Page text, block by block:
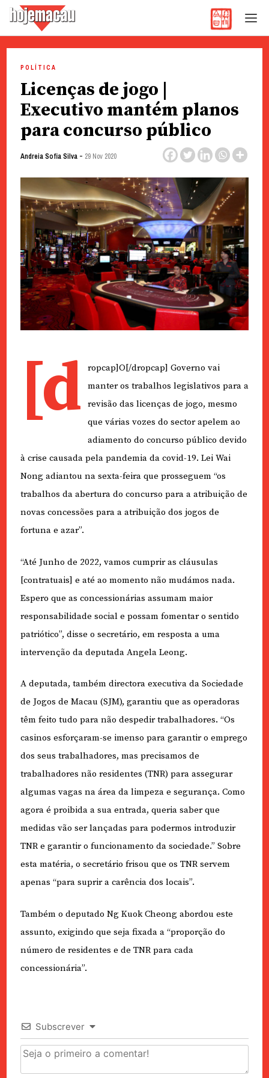
content
POLÍTICA
Licenças de jogo |
Executivo mantém planos
para concurso público
Andreia Sofia Silva- 29 Nov 2020
[d
ropcap]O[/dropcap] Governo vai
manter os trabalhos legislativos para a
revisão das licenças de jogo, mesmo
que várias vozes do sector apelem ao
adiamento do concurso público devido
à crise causada pela pandemia da covid-19. Lei Wai
Nong adiantou na sexta-feira que prosseguem “os
trabalhos da abertura do concurso para a atribuição de
novas concessões para a atribuição dos jogos de
fortuna e azar”.
“Até Junho de 2022, vamos cumprir as cláusulas
[contratuais] e até ao momento não mudámos nada.
Espero que as concessionárias assumam maior
responsabilidade social e possam fomentar o sentido
patriótico”, disse o secretário, em resposta a uma
intervenção da deputada Angela Leong.
A deputada, também directora executiva da Sociedade
de Jogos de Macau (SJM), garantiu que as operadoras
têm feito tudo para não despedir trabalhadores. “Os
casinos esforçaram-se imenso para garantir o emprego
dos seus trabalhadores, mas precisamos de
trabalhadores não residentes (TNR) para assegurar
algumas vagas na área da limpeza e segurança. Como
agora é proibida a sua entrada, queria saber que
medidas vão ser lançadas para podermos introduzir
TNR e garantir o funcionamento da sociedade.” Sobre
esta matéria, o secretário frisou que os TNR servem
apenas “para suprir a carência dos locais”.
Também o deputado Ng Kuok Cheong abordou este
assunto, exigindo que seja fixada a “proporção do
número de residentes e de TNR para cada
concessionária”.
Subscrever